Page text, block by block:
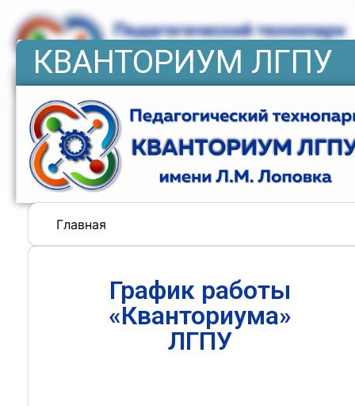
КВАНТОРИУМ ЛГПУ
Главная
График работы
«Кванториума»
ЛГПУ